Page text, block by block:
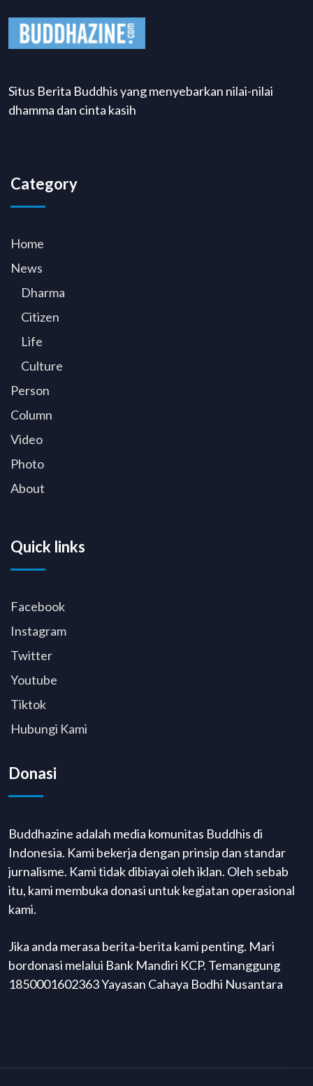
Situs Berita Buddhis yang menyebarkan nilai-nilai
dhamma dan cinta kasih
Category
Home
News
Dharma
Citizen
Life
Culture
Person
Column
Video
Photo
About
Quick links
Facebook
Instagram
Twitter
Youtube
Tiktok
Hubungi Kami
Donasi
Buddhazine adalah media komunitas Buddhis di
Indonesia. Kami bekerja dengan prinsip dan standar
jurnalisme. Kami tidak dibiayai oleh iklan. Oleh sebab
itu, kami membuka donasi untuk kegiatan operasional
kami.
Jika anda merasa berita-berita kami penting. Mari
bordonasi melalui Bank Mandiri KCP. Temanggung
1850001602363 Yayasan Cahaya Bodhi Nusantara